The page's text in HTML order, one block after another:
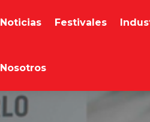
Noticias Festivales
Nosotros